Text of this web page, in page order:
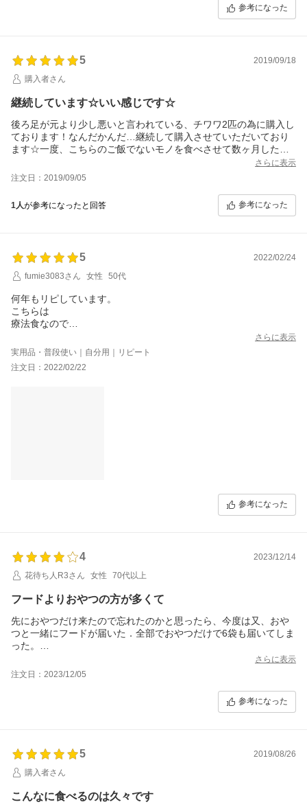
参考になった
5
2019/09/18
購入者さん
継続しています☆いい感じです☆
後ろ足が元より少し悪いと言われている、チワワ2匹の為に購入し
ております！なんだかんだ…継続して購入させていただいており
ます☆一度、こちらのご飯でないモノを食べさせて数ヶ月した
頃、突然又、足を引きずる状態が始まり…ご飯を切り替えてしま
った事を後悔し、慌てて再びこちらのご飯を取り寄せました。そ
いよいよ9歳、10歳とシニア年齢になりましたので、心臓ケア、シ
さらに表示
注文日：2019/09/05
1人が参考になったと回答 参考になった
5
2022/02/24
fumie3083さん
女性 50代
何年もリピしています。
こちらは
療法食なので
また
飽きずに良く食べてくれます。
さらに表示
実用品・普段使い｜自分用｜リピート
注文日：2022/02/22
参考になった
4
2023/12/14
花待ち人R3さん
女性 70代以上
フードよりおやつの方が多くて
先におやつだけ来たので忘れたのかと思ったら、今度は又、おや
つと一緒にフードが届いた．全部でおやつだけで6袋も届いてしま
った。
うちのワンちゃんは2キロも満たない子なので、どうしたものやら
と困ってしまった．頼み間違えてしまったのかしら？賞味期限を
あまり古くなるものは食べさせられないし、第一に固くなってし
さらに表示
注文日：2023/12/05
参考になった
5
2019/08/26
購入者さん
こんなに食べるのは久々です